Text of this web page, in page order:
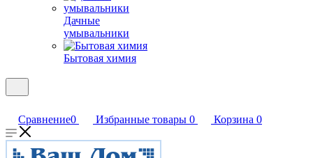
Дачные
умывальники
Бытовая химия
Сравнение0 Избранные товары 0 Корзина 0